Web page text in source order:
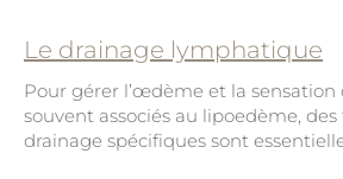
Le drainage lymphatique
Pour gérer l’œdème et la
souvent associés au lipoedème,
drainage spécifiques sont